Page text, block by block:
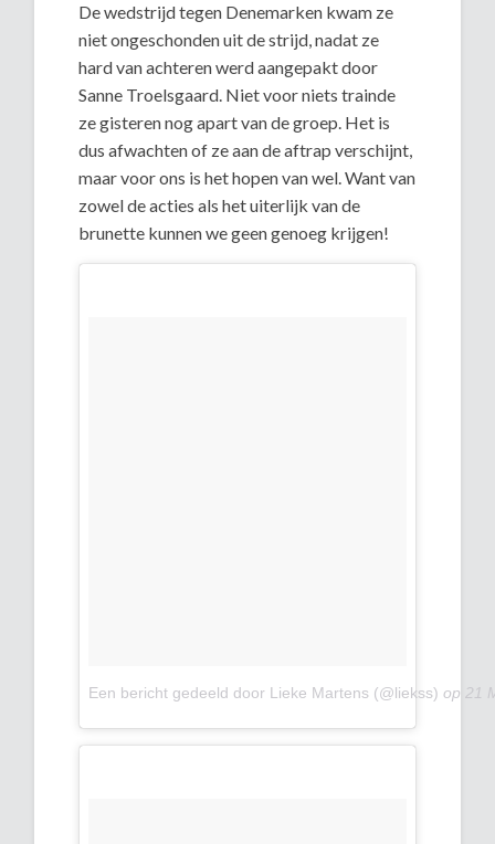
De wedstrijd tegen Denemarken kwam ze
niet ongeschonden uit de strijd, nadat ze
hard van achteren werd aangepakt door
Sanne Troelsgaard. Niet voor niets trainde
ze gisteren nog apart van de groep. Het is
dus afwachten of ze aan de aftrap verschijnt,
maar voor ons is het hopen van wel. Want van
zowel de acties als het uiterlijk van de
brunette kunnen we geen genoeg krijgen!
Een bericht gedeeld door Lieke Martens (@liekss) op21